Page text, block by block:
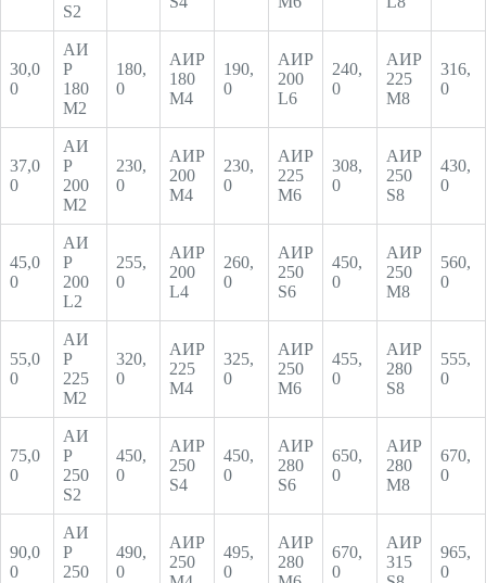
S2
30,0
0
АИ
Р
180
М2
180,
0
АИР
180
М4
190,
0
АИР
200
L6
240,
0
АИР
225
М8
316,
0
37,0
0
АИ
Р
200
М2
230,
0
АИР
200
М4
230,
0
АИР
225
М6
308,
0
АИР
250
S8
430,
0
45,0
0
АИ
Р
200
L2
255,
0
АИР
200
L4
260,
0
АИР
250
S6
450,
0
АИР
250
М8
560,
0
55,0
0
АИ
Р
225
М2
320,
0
АИР
225
М4
325,
0
АИР
250
М6
455,
0
АИР
280
S8
555,
0
75,0
0
АИ
Р
250
S2
450,
0
АИР
250
S4
450,
0
АИР
280
S6
650,
0
АИР
280
М8
670,
0
90,0
0
АИ
Р
250
490,
0
АИР
250
495,
0
АИР
280
670,
0
АИР
315
965,
0